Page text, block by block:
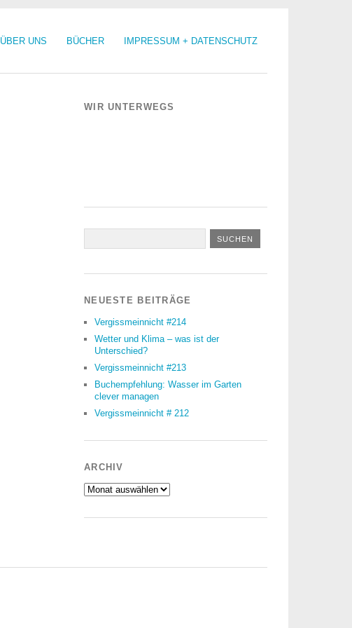
ÜBER UNS BÜCHER IMPRESSUM + DATENSCHUTZ
WIR UNTERWEGS
NEUESTE BEITRÄGE
Vergissmeinnicht #214
Wetter und Klima – was ist der
Unterschied?
Vergissmeinnicht #213
Buchempfehlung: Wasser im Garten
clever managen
Vergissmeinnicht # 212
ARCHIV
Archiv